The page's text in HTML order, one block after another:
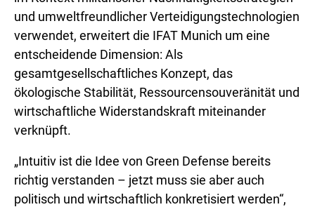
und umweltfreundlicher Verteidigungstechnologien
verwendet, erweitert die IFAT Munich um eine
entscheidende Dimension: Als
gesamtgesellschaftliches Konzept, das
ökologische Stabilität, Ressourcensouveränität und
wirtschaftliche Widerstandskraft miteinander
verknüpft.
„Intuitiv ist die Idee von Green Defense bereits
richtig verstanden – jetzt muss sie aber auch
politisch und wirtschaftlich konkretisiert werden“,